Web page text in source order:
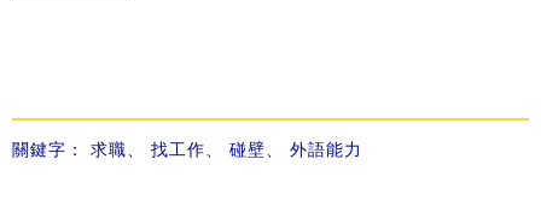
關鍵字： 求職 找工作 碰壁 外語能力